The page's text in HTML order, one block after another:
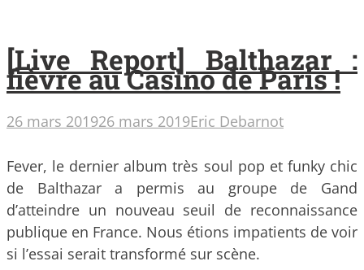
[Live Report] Balthazar :
fièvre au Casino de Paris !
26 mars 201926 mars 2019Eric Debarnot
Fever, le dernier album très soul pop et funky chic
de Balthazar a permis au groupe de Gand
d’atteindre un nouveau seuil de reconnaissance
publique en France. Nous étions impatients de voir
si l’essai serait transformé sur scène.